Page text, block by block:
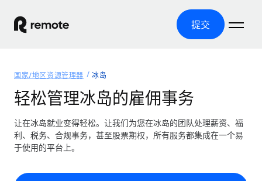
提交
产品
全球招聘
全球薪资管理
轻松运行合规薪资
覆盖全球
资源
工具与计算器
定价
国家/地区资源管理器 冰岛
轻松管理冰岛的雇佣事务
让在冰岛就业变得轻松。让我们为您在冰岛的团队处理薪资、福
利、税务、合规事务，甚至股票期权，所有服务都集成在一个易
于使用的平台上。